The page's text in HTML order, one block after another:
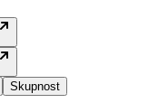
Skupnost